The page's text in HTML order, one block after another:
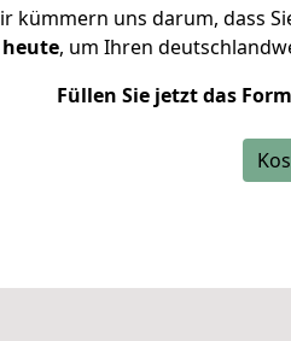
kümmern uns darum, dass
heute, um Ihren
Füllen Sie jetzt das